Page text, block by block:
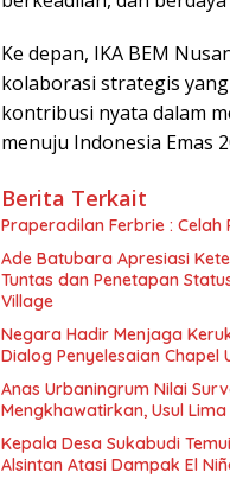
Ke depan, IKA BEM
kolaborasi strategis
kontribusi nyata dalam
menuju Indonesia Emas
Berita Terkait
Praperadilan Ferbrie : Celah
Ade Batubara Apresiasi
Tuntas dan Penetapan
Village
Negara Hadir Menjaga
Dialog Penyelesaian Chapel
Anas Urbaningrum Nilai
Mengkhawatirkan, Usul
Kepala Desa Sukabudi
Alsintan Atasi Dampak El